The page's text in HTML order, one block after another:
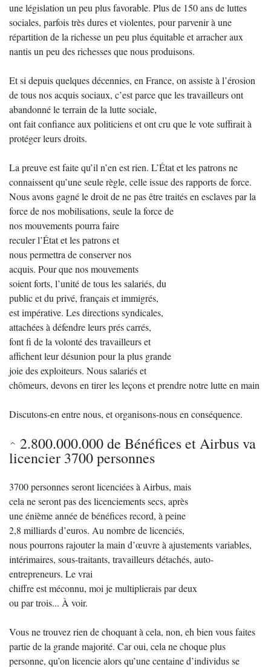
une législation un peu plus favorable. Plus de 150 ans de luttes
sociales, parfois très dures et violentes, pour parvenir à une
répartition de la richesse un peu plus équitable et arracher aux
nantis un peu des richesses que nous produisons.
Et si depuis quelques décennies, en France, on assiste à l’érosion
de tous nos acquis sociaux, c’est parce que les travailleurs ont
abandonné le terrain de la lutte sociale,
ont fait confiance aux politiciens et ont cru que le vote suffirait à
protéger leurs droits.
La preuve est faite qu’il n’en est rien. L’État et les patrons ne
connaissent qu’une seule règle, celle issue des rapports de force.
Nous avons gagné le droit de ne pas être traités en esclaves par la
force de nos mobilisations, seule la force de
nos mouvements pourra faire
reculer l’État et les patrons et
nous permettra de conserver nos
acquis. Pour que nos mouvements
soient forts, l’unité de tous les salariés, du
public et du privé, français et immigrés,
est impérative. Les directions syndicales,
attachées à défendre leurs prés carrés,
font fi de la volonté des travailleurs et
affichent leur désunion pour la plus grande
joie des exploiteurs. Nous salariés et
chômeurs, devons en tirer les leçons et prendre notre lutte en main
Discutons-en entre nous, et organisons-nous en conséquence.
2.800.000.000 de Bénéfices et Airbus va
licencier 3700 personnes
3700 personnes seront licenciées à Airbus, mais
cela ne seront pas des licenciements secs, après
une énième année de bénéfices record, à peine
2,8 milliards d’euros. Au nombre de licenciés,
nous pourrons rajouter la main d’œuvre à ajustements variables,
intérimaires, sous-traitants, travailleurs détachés, auto-
entrepreneurs. Le vrai
chiffre est méconnu, moi je multiplierais par deux
ou par trois... À voir.
Vous ne trouvez rien de choquant à cela, non, eh bien vous faites
partie de la grande majorité. Car oui, cela ne choque plus
personne, qu’on licencie alors qu’une centaine d’individus se